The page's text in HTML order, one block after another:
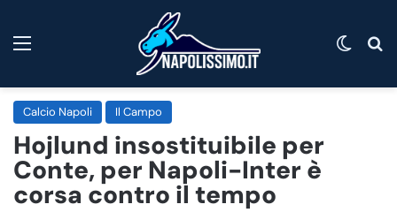
Calcio Napoli Il Campo
Hojlund insostituibile per
Conte, per Napoli-Inter è
corsa contro il tempo